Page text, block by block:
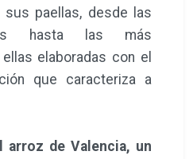
sus paellas, desde las
hasta las más
elaboradas con el
que caracteriza a
de Valencia, un